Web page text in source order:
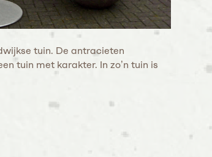
tuin. De antracieten
tuin met karakter. In zo’n tuin is